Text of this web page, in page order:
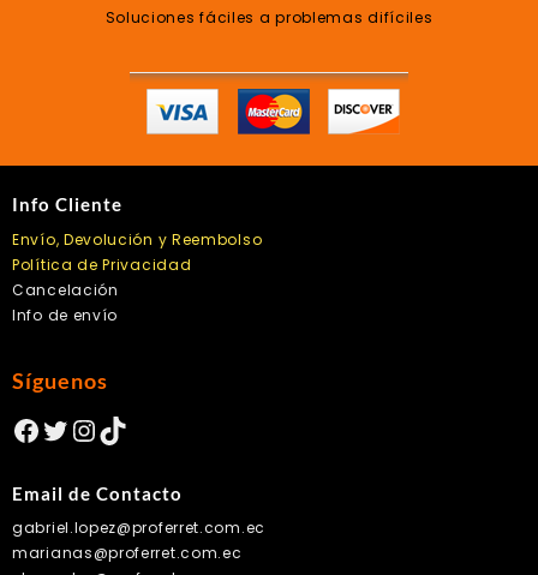
Soluciones fáciles a problemas difíciles
Info Cliente
Envío, Devolución y Reembolso
Política de Privacidad
Cancelación
Info de envío
Síguenos
Facebook
Twitter
Instagram
TikTok
Email de Contacto
gabriel.lopez@proferret.com.ec
marianas@proferret.com.ec